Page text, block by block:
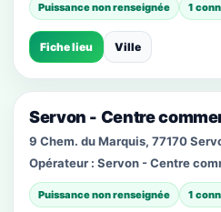
Puissance non renseignée 1
Fiche lieu Ville
Servon - Centre
9 Chem. du Marquis, 77170
Opérateur : Servon - Centre
Puissance non renseignée 1